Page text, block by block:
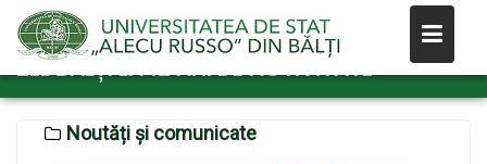
content
ZEL BĂLȚI LA 12 ANI DE ACTIVITATE
Noutăți și comunicate